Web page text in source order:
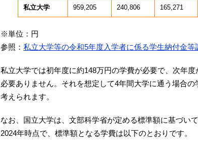
私立大学 959,205 240,806 165,271
※単位：円
参照： 私立大学等の令和5年度入学者に係る学生納付金
私立大学では初年度に約148万円の学費が必要で、次年
必要ありません。それを想定して4年間大学に通う場合
考えられます。
なお、国立大学は、文部科学省が定める標準額に基づい
2024年時点で、標準額となる学費は以下のとおりです。